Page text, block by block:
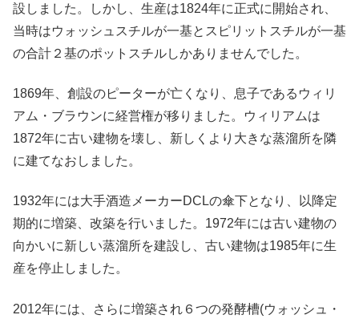
設しました。しかし、生産は1824年に正式に開始され、
当時はウォッシュスチルが一基とスピリットスチルが一基
の合計２基のポットスチルしかありませんでした。
1869年、創設のピーターが亡くなり、息子であるウィリ
アム・ブラウンに経営権が移りました。ウィリアムは
1872年に古い建物を壊し、新しくより大きな蒸溜所を隣
に建てなおしました。
1932年には大手酒造メーカーDCLの傘下となり、以降定
期的に増築、改築を行いました。1972年には古い建物の
向かいに新しい蒸溜所を建設し、古い建物は1985年に生
産を停止しました。
2012年には、さらに増築され６つの発酵槽(ウォッシュ・